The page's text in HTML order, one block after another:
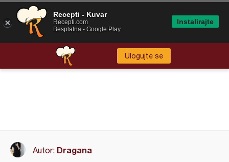
Ulogujte se
Autor: Dragana
Recepti - Kuvar
Recepti.com
Besplatna - Google Play
Instalirajte